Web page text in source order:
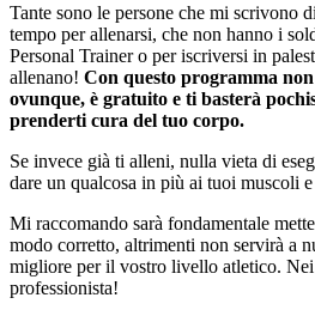
Tante sono le persone che mi scrivono
tempo per allenarsi, che non hanno i
Personal Trainer o per iscriversi in
allenano! Con questo programma
ovunque, è gratuito e ti basterà
prenderti cura del tuo corpo.
Se invece già ti alleni, nulla vieta di
dare un qualcosa in più ai tuoi muscoli
Mi raccomando sarà fondamentale
modo corretto, altrimenti non servirà a
migliore per il vostro livello atletico.
professionista!